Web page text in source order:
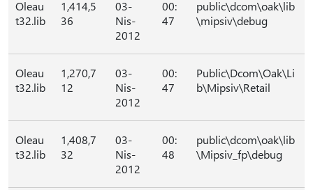
Oleau
t32.lib
1,414,5
36
03-
Nis-
2012
00:
47
public\dcom\oak\lib
\mipsiv\debug
Oleau
t32.lib
1,270,7
12
03-
Nis-
2012
00:
47
Public\Dcom\Oak\Li
b\Mipsiv\Retail
Oleau
t32.lib
1,408,7
32
03-
Nis-
2012
00:
48
public\dcom\oak\lib
\Mipsiv_fp\debug